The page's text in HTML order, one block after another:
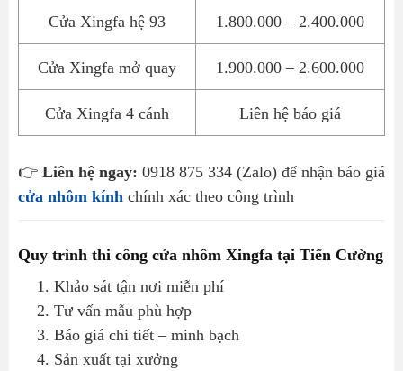
Cửa Xingfa hệ 93 1.800.000 – 2.400.000
Cửa Xingfa mở quay 1.900.000 – 2.600.000
Cửa Xingfa 4 cánh Liên hệ báo giá
👉 Liên hệ ngay: 0918 875 334 (Zalo) để nhận báo giá
cửa nhôm kính chính xác theo công trình
Quy trình thi công cửa nhôm Xingfa tại Tiến Cường
Khảo sát tận nơi miễn phí
Tư vấn mẫu phù hợp
Báo giá chi tiết – minh bạch
Sản xuất tại xưởng